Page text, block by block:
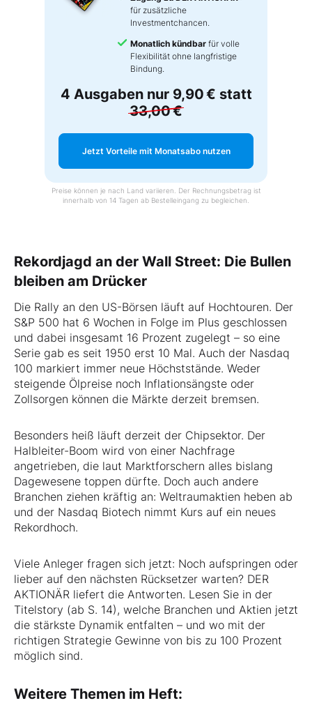
für zusätzliche
Investmentchancen.
Monatlich kündbar für volle
Flexibilität ohne langfristige
Bindung.
4 Ausgaben nur 9,90 € statt
33,00 €
Jetzt Vorteile mit Monatsabo nutzen
Preise können je nach Land variieren. Der Rechnungsbetrag ist
innerhalb von 14 Tagen ab Bestelleingang zu begleichen.
Rekordjagd an der Wall Street: Die Bullen
bleiben am Drücker
Die Rally an den US-Börsen läuft auf Hochtouren. Der
S&P 500 hat 6 Wochen in Folge im Plus geschlossen
und dabei insgesamt 16 Prozent zugelegt – so eine
Serie gab es seit 1950 erst 10 Mal. Auch der Nasdaq
100 markiert immer neue Höchststände. Weder
steigende Ölpreise noch Inflationsängste oder
Zollsorgen können die Märkte derzeit bremsen.
Besonders heiß läuft derzeit der Chipsektor. Der
Halbleiter-Boom wird von einer Nachfrage
angetrieben, die laut Marktforschern alles bislang
Dagewesene toppen dürfte. Doch auch andere
Branchen ziehen kräftig an: Weltraumaktien heben ab
und der Nasdaq Biotech nimmt Kurs auf ein neues
Rekordhoch.
Viele Anleger fragen sich jetzt: Noch aufspringen oder
lieber auf den nächsten Rücksetzer warten? DER
AKTIONÄR liefert die Antworten. Lesen Sie in der
Titelstory (ab S. 14), welche Branchen und Aktien jetzt
die stärkste Dynamik entfalten – und wo mit der
richtigen Strategie Gewinne von bis zu 100 Prozent
möglich sind.
Weitere Themen im Heft: